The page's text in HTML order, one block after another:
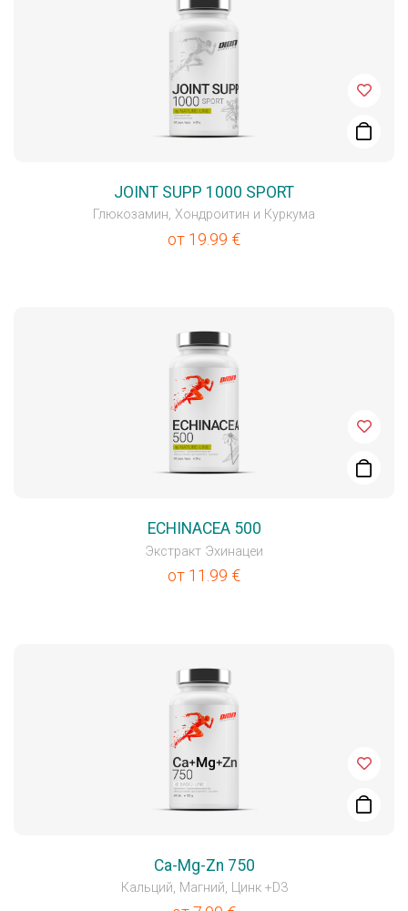
JOINT SUPP 1000 SPORT
Глюкозамин, Хондроитин и Куркума
от 19.99 €
ECHINACEA 500
Экстракт Эхинацеи
от 11.99 €
Ca-Mg-Zn 750
Кальций, Магний, Цинк +D3